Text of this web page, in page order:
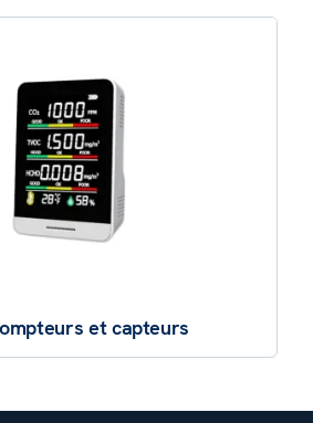
et capteurs